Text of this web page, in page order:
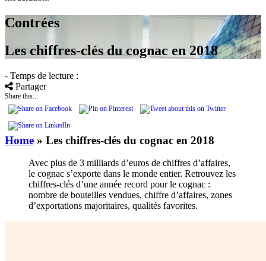
Contrées
Les chiffres-clés du cognac en 2018
- Temps de lecture :
Partager
Share this...
Home » Les chiffres-clés du cognac en 2018
Avec plus de 3 milliards d’euros de chiffres d’affaires,
le cognac s’exporte dans le monde entier. Retrouvez les
chiffres-clés d’une année record pour le cognac :
nombre de bouteilles vendues, chiffre d’affaires, zones
d’exportations majoritaires, qualités favorites.